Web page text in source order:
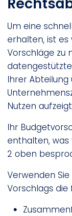
Um eine
erhalten, ist es
Vorschläge zu
Ihrer
Nutzen
Ihr
enthalten, was
2 oben
Verwenden
Vorschlags